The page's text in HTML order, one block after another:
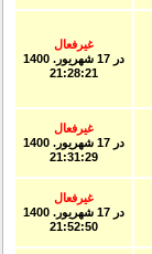
غیرفعال
در
17 شهريور. 1400
21:28:21
غیرفعال
در
17 شهريور. 1400
21:31:29
غیرفعال
در
17 شهريور. 1400
21:52:50